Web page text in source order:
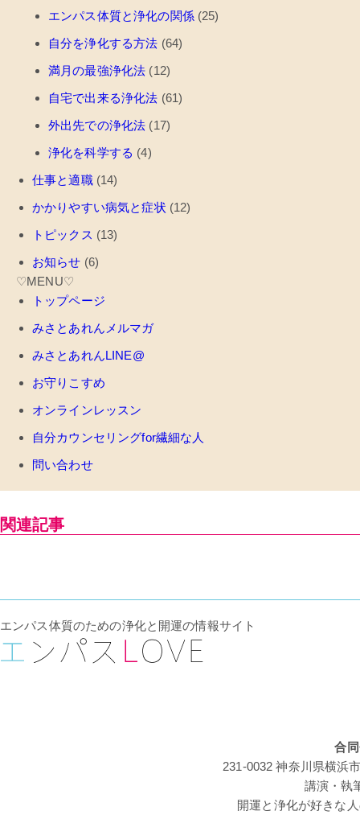
エンパス体質と浄化の関係(25)
自分を浄化する方法 (64)
満月の最強浄化法 (12)
自宅で出来る浄化法 (61)
外出先での浄化法 (17)
浄化を科学する (4)
仕事と適職(14)
かかりやすい病気と症状 (12)
トピックス (13)
お知らせ (6)
♡MENU♡
トップページ
みさとあれんメルマガ
みさとあれんLINE@
お守りこすめ
オンラインレッスン
自分カウンセリングfor繊細な人
問い合わせ
関連記事
エンパス体質のための浄化と開運の情報サイト
合
231-0032 神奈川県横浜
講演・執
開運と浄化が好きな